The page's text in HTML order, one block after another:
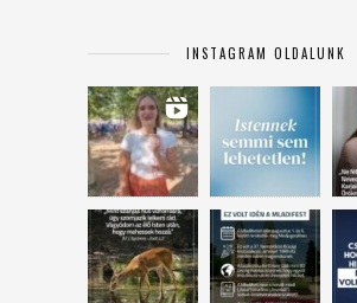
INSTAGRAM OLDALUNK